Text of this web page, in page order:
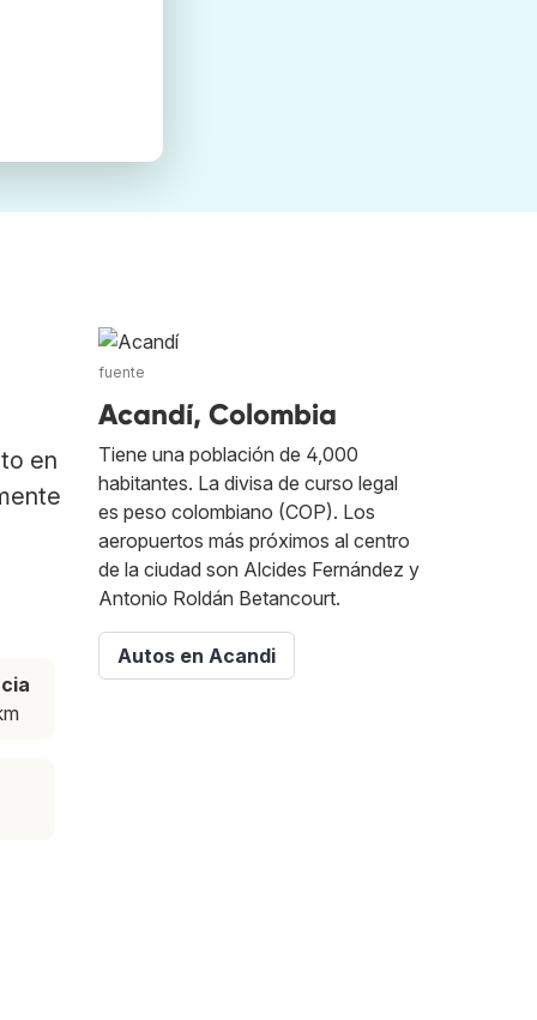
en
fuente
Acandí, Colombia
Tiene una población de 4,000
habitantes. La divisa de curso legal
es peso colombiano (COP). Los
aeropuertos más próximos al centro
de la ciudad son Alcides Fernández y
Antonio Roldán Betancourt.
Autos en Acandi